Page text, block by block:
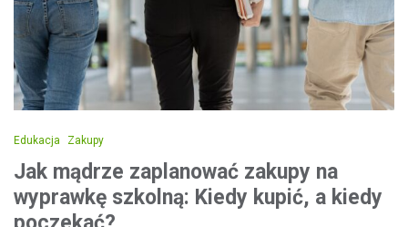
Edukacja Zakupy
Jak mądrze zaplanować zakupy na
wyprawkę szkolną: Kiedy kupić, a kiedy